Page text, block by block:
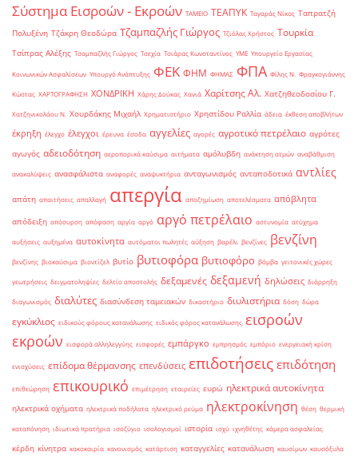
Σύστημα Εισροών - Εκροών ΤΑΜΕΙΟ ΤΕΑΠΥΚ Ταγαράς Νίκος Ταπρατζή
Πολυξένη Τζάκρη Θεοδώρα Τζαμπαζλής Γιώργος Τζιόλας Χρήστος Τουρκία
Τσίπρας Αλέξης Τσαμπαζλής Γιώργος Τσεχία Τσιάρας Κωνσταντίνος ΥΜΕ Υπουργείο Εργασίας
Κοινωνικών Ασφαλίσεων Υπουργό Ανάπτυξης ΦΕΚ ΦΗΜ ΦΗΜΑΣ ΦΠΑ Φίλης Ν. Φραγκογιάννης
Κώστας ΧΑΡΤΟΓΡΑΦΗΣΗ ΧΟΝΔΡΙΚΗ Χάρης Δούκας Χανιά Χαρίτσης Αλ. Χατζηθεοδοσίου Γ.
Χατζηνικολάου Ν. Χουρδάκης Μιχαήλ Χρηματιστήριο Χρηστίδου Ραλλία άδεια έκθεση αποβλήτων
έκρηξη έλεγχο έλεγχοι έρευνα έσοδα αγγελίες αγορές αγροτικό πετρέλαιο αγρότες
αγωγός αδειοδότηση αεροπορικά καύσιμα αιτήματα αμόλυβδη ανάκτηση ατμών αναβάθμιση
ανακαλύψεις ανασφάλιστα αναφορές αναψυκτήρια ανταγωνισμός ανταποδοτικά αντλίες
απάτη απαιτήσεις απαλλαγή απεργία αποζημίωση αποτελέσματα απόβλητα
απόδειξη απόσυρση απόφαση αργία αργό αργό πετρέλαιο αστυνομία ατύχημα
αυξήσεις αυξημένα αυτοκίνητα αυτόματοι πωλητές αύξηση βαρέλι βενζίνες βενζίνη
βενζίνης βιοκαύσιμα βιοντίζελ βυτίο βυτιοφόρα βυτιοφόρο βόμβα γειτονικές χώρες
γεωτρήσεις δειγματοληψίες δελτίο αποστολής δεξαμενές δεξαμενή δηλώσεις διάρρηξη
διαγωνισμός διαλύτες διασύνδεση ταμειακών δικαστήριο διυλιστήρια δόση δώρα
εγκύκλιος ειδικούς φόρους κατανάλωσης ειδικός φόρος κατανάλωσης εισροών
εκροών εισφορά αλληλεγγύης εισφορές εμπάργκο εμπρησμός εμπόριο ενεργειακή κρίση
ενισχύσεις επίδομα θέρμανσης επενδύσεις επιδοτήσεις επιδότηση
επιθεώρηση επικουρικό επιμέτρηση εταιρείες ευρώ ηλεκτρικά αυτοκίνητα
ηλεκτρικά οχήματα ηλεκτρικά ποδήλατα ηλεκτρικό ρεύμα ηλεκτροκίνηση θέση θερμική
καταπόνηση ιδιωτικά πρατήρια ισοζύγιο ισολογισμοί ιστορία ισχύ ιχνηθέτης κάμερα ασφαλείας
κέρδη κίνητρα κακοκαιρία κανονισμός κατάρτιση καταγγελίες κατανάλωση καυσίμων καυσόξυλα